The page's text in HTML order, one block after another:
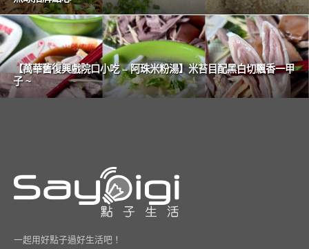
【萬華舊復興戲院口小吃 – 阿珠米粉湯】米苔目配黑白切飄香一甲
子 ~
一起用好點子過好生活吧！